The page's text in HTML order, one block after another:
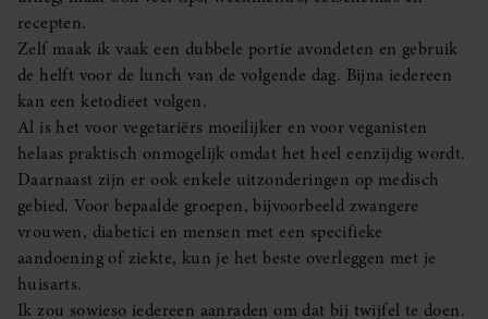
recepten.
Zelf maak ik vaak een dubbele portie avondeten en gebruik
de helft voor de lunch van de volgende dag. Bijna iedereen
kan een ketodieet volgen.
Al is het voor vegetariërs moeilijker en voor veganisten
helaas praktisch onmogelijk omdat het heel eenzijdig wordt.
Daarnaast zijn er ook enkele uitzonderingen op medisch
gebied. Voor bepaalde groepen, bijvoorbeeld zwangere
vrouwen, diabetici en mensen met een specifieke
aandoening of ziekte, kun je het beste overleggen met je
huisarts.
Ik zou sowieso iedereen aanraden om dat bij twijfel te doen.